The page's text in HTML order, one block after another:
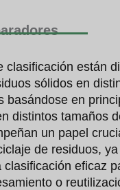
clasificación están
sólidos en
basándose en
distintos tamaños
un papel
de residuos,
clasificación eficaz
o